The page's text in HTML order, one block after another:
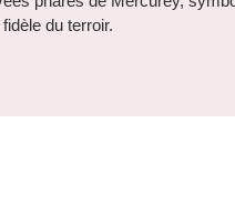
fidèle du terroir.